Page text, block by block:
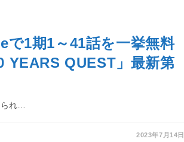
で1期1～41話を一挙無料
YEARS QUEST」最新第
れ…
2023年7月14日